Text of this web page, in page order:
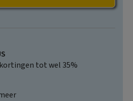
tot wel 35%